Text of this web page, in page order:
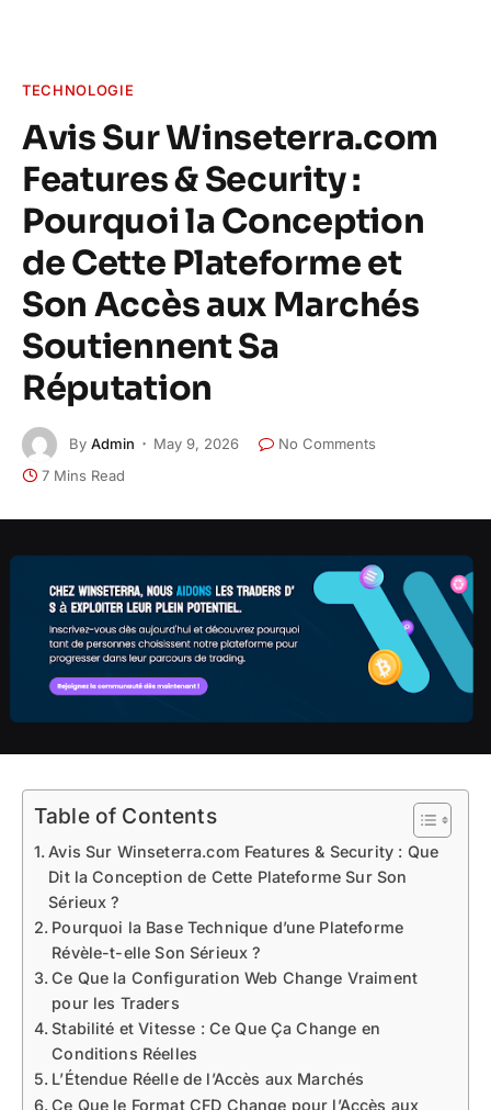
TECHNOLOGIE
Avis Sur Winseterra.com
Features & Security :
Pourquoi la Conception
de Cette Plateforme et
Son Accès aux Marchés
Soutiennent Sa
Réputation
By Admin May 9, 2026
No Comments
7 Mins Read
Table of Contents
Avis Sur Winseterra.com Features & Security : Que
Dit la Conception de Cette Plateforme Sur Son
Sérieux ?
Pourquoi la Base Technique d’une Plateforme
Révèle-t-elle Son Sérieux ?
Ce Que la Configuration Web Change Vraiment
pour les Traders
Stabilité et Vitesse : Ce Que Ça Change en
Conditions Réelles
L’Étendue Réelle de l’Accès aux Marchés
Ce Que le Format CFD Change pour l’Accès aux